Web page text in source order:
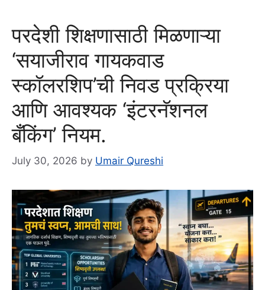
परदेशी शिक्षणासाठी मिळणाऱ्या
‘सयाजीराव गायकवाड
स्कॉलरशिप’ची निवड प्रक्रिया
आणि आवश्यक ‘इंटरनॅशनल
बँकिंग’ नियम.
July 30, 2026 by Umair Qureshi